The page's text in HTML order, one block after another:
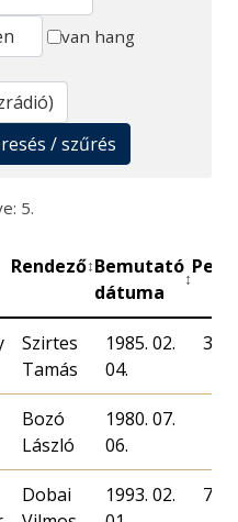
van hang
/ szűrés
5.
Rendező↕Bemutató
dátuma
↕
Perc
Szirtes
Tamás
1985. 02.
04.
37
Bozó
László
1980. 07.
06.
Dobai
1993. 02.
70